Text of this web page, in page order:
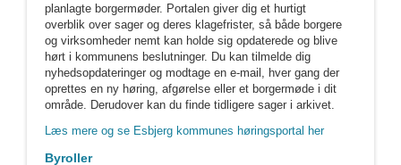
planlagte borgermøder. Portalen giver dig et hurtigt
overblik over sager og deres klagefrister, så både borgere
og virksomheder nemt kan holde sig opdaterede og blive
hørt i kommunens beslutninger. Du kan tilmelde dig
nyhedsopdateringer og modtage en e-mail, hver gang der
oprettes en ny høring, afgørelse eller et borgermøde i dit
område. Derudover kan du finde tidligere sager i arkivet.
Læs mere og se Esbjerg kommunes høringsportal her
Byroller